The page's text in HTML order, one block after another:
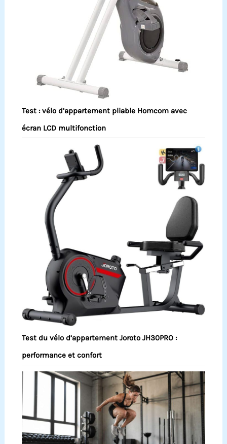
Test : vélo d’appartement pliable Homcom avec
écran LCD multifonction
Test du vélo d’appartement Joroto JH30PRO :
performance et confort